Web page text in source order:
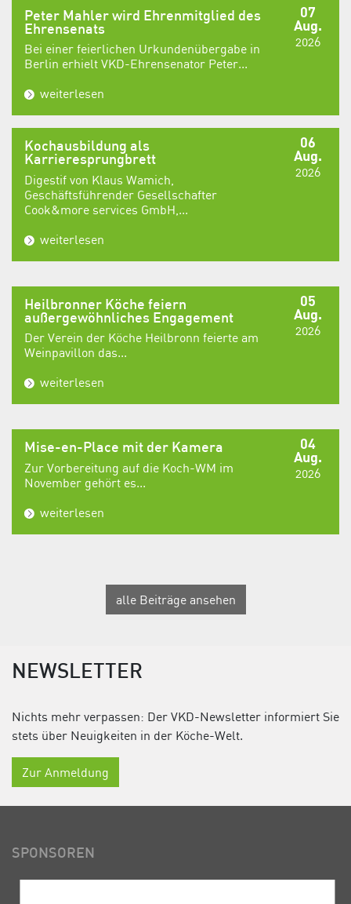
07
Aug.
2026
Peter Mahler wird Ehrenmitglied des
Ehrensenats
Bei einer feierlichen Urkundenübergabe in
Berlin erhielt VKD-Ehrensenator Peter...
weiterlesen
06
Aug.
2026
Kochausbildung als
Karrieresprungbrett
Digestif von Klaus Wamich,
Geschäftsführender Gesellschafter
Cook&more services GmbH,...
weiterlesen
05
Aug.
2026
Heilbronner Köche feiern
außergewöhnliches Engagement
Der Verein der Köche Heilbronn feierte am
Weinpavillon das...
weiterlesen
04
Aug.
2026
Mise-en-Place mit der Kamera
Zur Vorbereitung auf die Koch-WM im
November gehört es...
weiterlesen
alle Beiträge ansehen
NEWSLETTER
Nichts mehr verpassen: Der VKD-Newsletter informiert Sie
stets über Neuigkeiten in der Köche-Welt.
Zur Anmeldung
SPONSOREN